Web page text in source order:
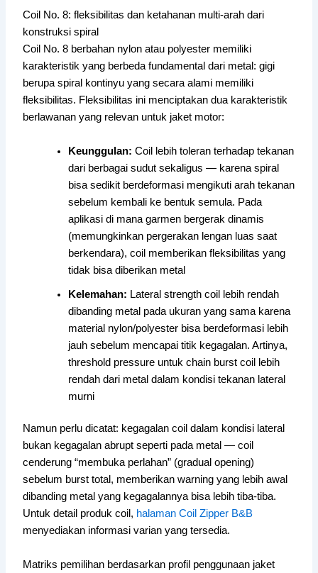
Coil No. 8: fleksibilitas dan ketahanan multi-arah dari
konstruksi spiral
Coil No. 8 berbahan nylon atau polyester memiliki
karakteristik yang berbeda fundamental dari metal: gigi
berupa spiral kontinyu yang secara alami memiliki
fleksibilitas. Fleksibilitas ini menciptakan dua karakteristik
berlawanan yang relevan untuk jaket motor:
Keunggulan: Coil lebih toleran terhadap tekanan
dari berbagai sudut sekaligus — karena spiral
bisa sedikit berdeformasi mengikuti arah tekanan
sebelum kembali ke bentuk semula. Pada
aplikasi di mana garmen bergerak dinamis
(memungkinkan pergerakan lengan luas saat
berkendara), coil memberikan fleksibilitas yang
tidak bisa diberikan metal
Kelemahan: Lateral strength coil lebih rendah
dibanding metal pada ukuran yang sama karena
material nylon/polyester bisa berdeformasi lebih
jauh sebelum mencapai titik kegagalan. Artinya,
threshold pressure untuk chain burst coil lebih
rendah dari metal dalam kondisi tekanan lateral
murni
Namun perlu dicatat: kegagalan coil dalam kondisi lateral
bukan kegagalan abrupt seperti pada metal — coil
cenderung “membuka perlahan” (gradual opening)
sebelum burst total, memberikan warning yang lebih awal
dibanding metal yang kegagalannya bisa lebih tiba-tiba.
Untuk detail produk coil, halaman Coil Zipper B&B
menyediakan informasi varian yang tersedia.
Matriks pemilihan berdasarkan profil penggunaan jaket